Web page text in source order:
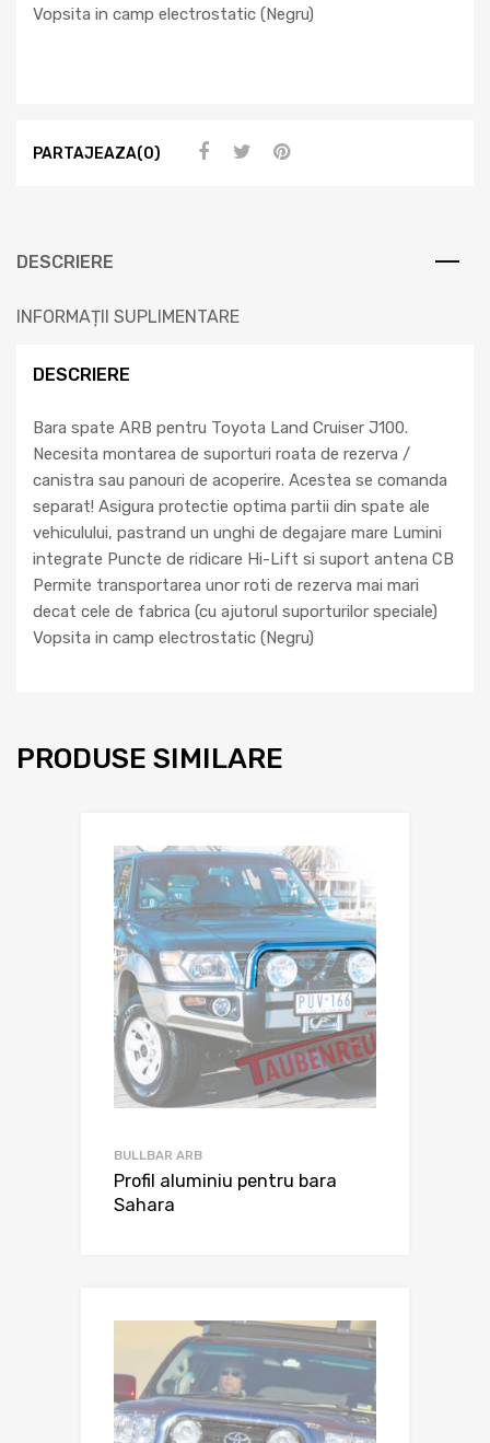
Vopsita in camp electrostatic (Negru)
PARTAJEAZA(0)
DESCRIERE
INFORMAȚII SUPLIMENTARE
DESCRIERE
Bara spate ARB pentru Toyota Land Cruiser J100.
Necesita montarea de suporturi roata de rezerva /
canistra sau panouri de acoperire. Acestea se comanda
separat! Asigura protectie optima partii din spate ale
vehiculului, pastrand un unghi de degajare mare Lumini
integrate Puncte de ridicare Hi-Lift si suport antena CB
Permite transportarea unor roti de rezerva mai mari
decat cele de fabrica (cu ajutorul suporturilor speciale)
Vopsita in camp electrostatic (Negru)
PRODUSE SIMILARE
BULLBAR ARB
Profil aluminiu pentru bara
Sahara